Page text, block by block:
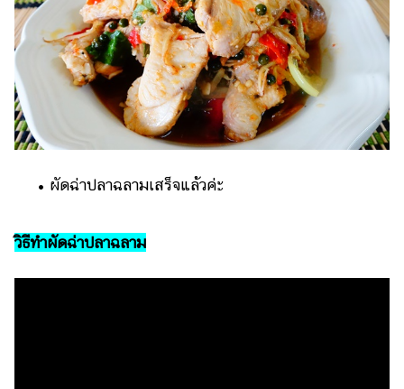
• ผัดฉ่าปลาฉลามเสร็จแล้วค่ะ
วิธีทำผัดฉ่าปลาฉลาม